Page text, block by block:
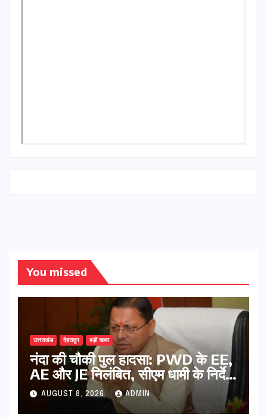
You missed
उत्तराखंड देहरादून बड़ी खबर
नंदा की चौकी पुल हादसा: PWD के EE,
AE और JE निलंबित, सीएम धामी के निर्देश
पर सख्त कार्रवाई
AUGUST 8, 2026 ADMIN